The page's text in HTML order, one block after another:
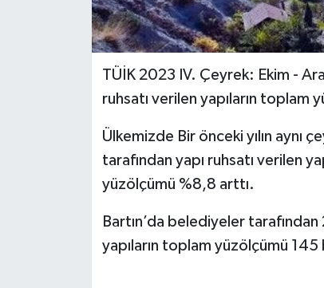
TÜİK 2023 IV. Çeyrek: Ekim -
ruhsatı verilen yapıların toplam
Ülkemizde Bir önceki yılın aynı
tarafından yapı ruhsatı verilen
yüzölçümü %8,8 arttı.
Bartın’da belediyeler
yapıların toplam yüzölçümü